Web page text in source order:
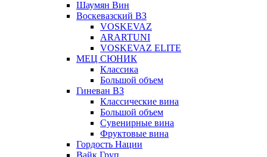
Шаумян Вин
Воскевазский ВЗ
VOSKEVAZ
ARARTUNI
VOSKEVAZ ELITE
МЕЦ СЮНИК
Классика
Большой объем
Гиневан ВЗ
Классические вина
Большой объем
Сувенирные вина
Фруктовые вина
Гордость Нации
Вайк Груп